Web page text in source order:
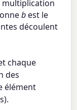
multiplication
best le
découlent
chaque
des
élément